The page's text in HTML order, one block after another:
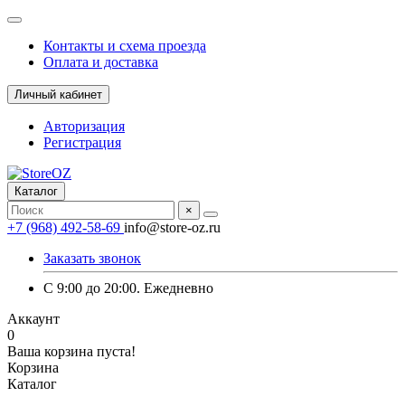
Контакты и схема проезда
Оплата и доставка
Личный кабинет
Авторизация
Регистрация
Каталог
×
+7 (968) 492-58-69 info@store-oz.ru
Заказать звонок
C 9:00 до 20:00. Ежедневно
Аккаунт
0
Ваша корзина пуста!
Корзина
Каталог